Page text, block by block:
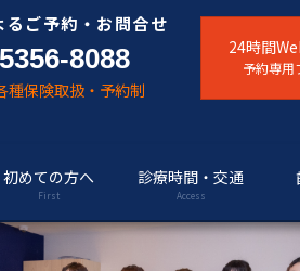
るご予約・お問合せ
8088
種保険取扱・予約制
24時間
予約専用
初めての方へ
First
診療時間・交通
Access